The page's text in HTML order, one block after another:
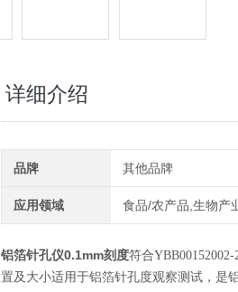
详细介绍
品牌 其他品牌
应用领域 食品/农产品,生物产
铝箔针孔仪0.1mm刻度符合
置及大小适用于铝箔针孔度观察测试，是